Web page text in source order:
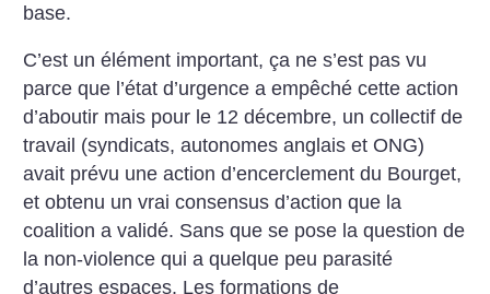
base.
C’est un élément important, ça ne s’est pas vu
parce que l’état d’urgence a empêché cette action
d’aboutir mais pour le 12 décembre, un collectif de
travail (syndicats, autonomes anglais et ONG)
avait prévu une action d’encerclement du Bourget,
et obtenu un vrai consensus d’action que la
coalition a validé. Sans que se pose la question de
la non-violence qui a quelque peu parasité
d’autres espaces. Les formations de